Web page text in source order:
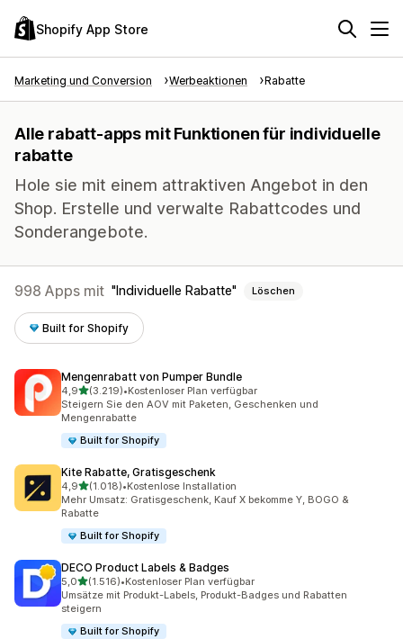
Shopify App Store
Marketing und Conversion Werbeaktionen Rabatte
Alle rabatt-apps mit Funktionen für individuelle
rabatte
Hole sie mit einem attraktiven Angebot in den
Shop. Erstelle und verwalte Rabattcodes und
Sonderangebote.
998 Apps mit Individuelle Rabatte Löschen
Built for Shopify
Mengenrabatt von Pumper Bundle
4,9von 5 Sternen
(3.219)
3219 Rezensionen insgesamt
•Kostenloser Plan verfügbar
Steigern Sie den AOV mit Paketen, Geschenken und
Mengenrabatte
Built for Shopify
Kite Rabatte, Gratisgeschenk
4,9von 5 Sternen
(1.018)
1018 Rezensionen insgesamt
•Kostenlose Installation
Mehr Umsatz: Gratisgeschenk, Kauf X bekomme Y, BOGO &
Rabatte
Built for Shopify
DECO Product Labels & Badges
5,0von 5 Sternen
(1.516)
1516 Rezensionen insgesamt
•Kostenloser Plan verfügbar
Umsätze mit Produkt-Labels, Produkt-Badges und Rabatten
steigern
Built for Shopify